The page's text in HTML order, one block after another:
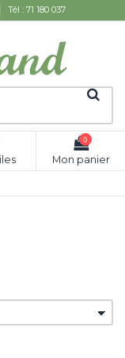
Tél : 71 180 037
0
Mon panier